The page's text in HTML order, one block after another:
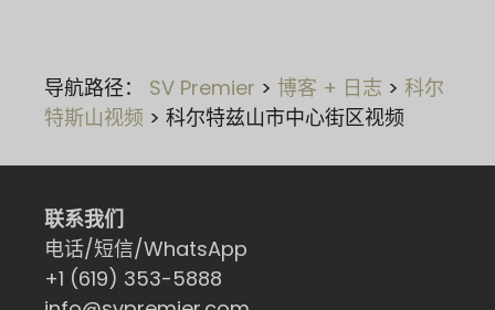
导航路径： SV Premier > 博客 + 日志 > 科尔
特斯山视频 > 科尔特兹山市中心街区视频
联系我们
电话/短信/WhatsApp
+1 (619) 353-5888